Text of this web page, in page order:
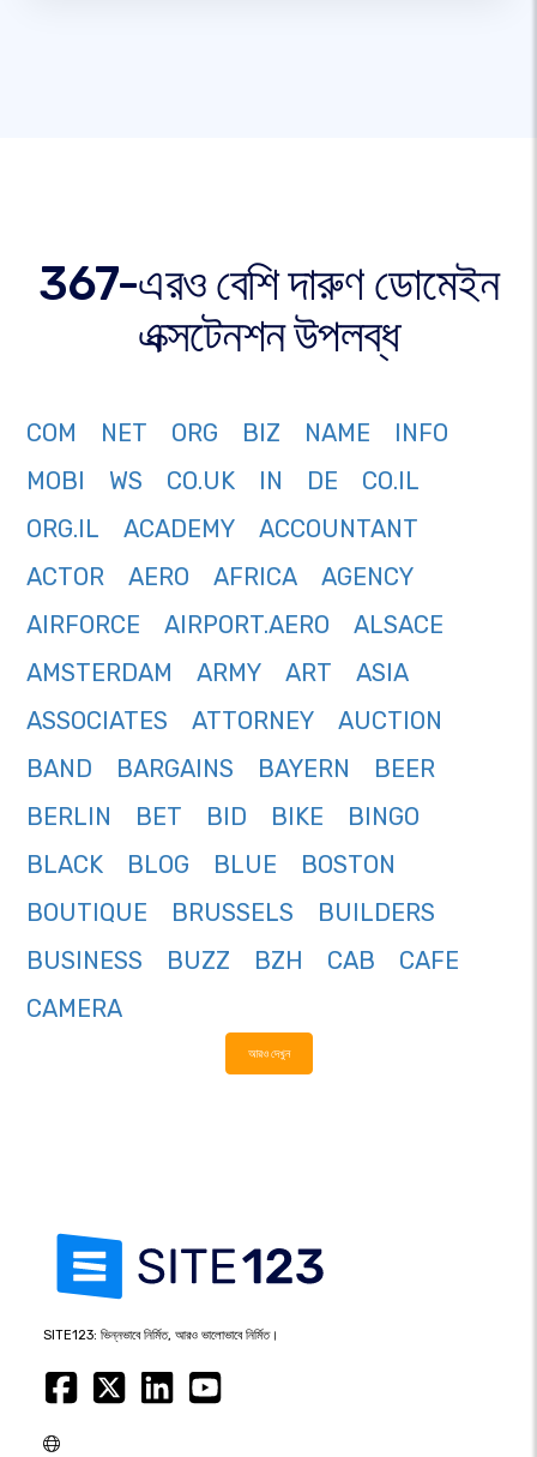
367-এরও বেশি দারুণ ডোমেইন
এক্সটেনশন উপলব্ধ
COM NET ORG BIZ NAME
INFO
MOBI
WS CO.UK IN DE
CO.IL
ORG.IL
ACADEMY
ACCOUNTANT
ACTOR
AERO AFRICA
AGENCY
AIRFORCE
AIRPORT.AERO
ALSACE
AMSTERDAM
ARMY ART
ASIA
ASSOCIATES
ATTORNEY
AUCTION
BAND
BARGAINS BAYERN
BEER
BERLIN
BET BID BIKE
BINGO
BLACK
BLOG BLUE
BOSTON
BOUTIQUE
BRUSSELS
BUILDERS
BUSINESS
BUZZ BZH CAB
CAFE
CAMERA
আরও দেখুন
SITE123: ভিন্নভাবে নির্মিত, আরও ভালোভাবে নির্মিত।